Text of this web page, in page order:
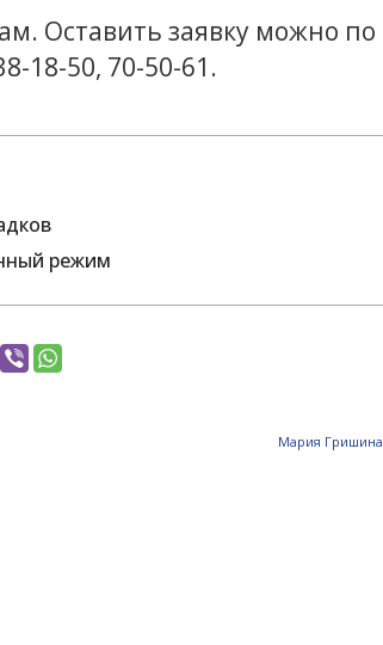
Оставить заявку можно по
18-50, 70-50-61.
режим
Мария Гришина